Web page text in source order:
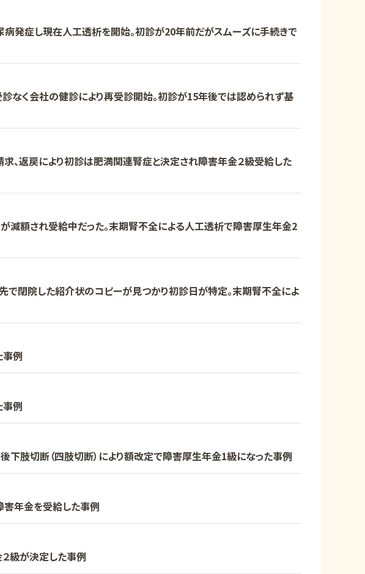
発症し現在人工透析を開始。初診が20年前だがスムーズに手続きで
なく会社の健診により再受診開始。初診が15年後では認められず基
、返戻により初診は肥満関連腎症と決定され障害年金２級受給した
減額され受給中だった。末期腎不全による人工透析で障害厚生年金2
で閉院した紹介状のコピーが見つかり初診日が特定。末期腎不全によ
事例
事例
下肢切断（四肢切断）により額改定で障害厚生年金1級になった事例
害年金を受給した事例
級が決定した事例